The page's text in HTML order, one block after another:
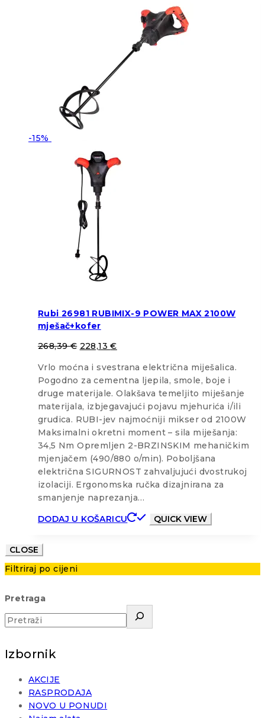
-15%
Rubi 26981 RUBIMIX-9 POWER MAX 2100W
mješač+kofer
268,39€ 228,13€
Vrlo moćna i svestrana električna miješalica.
Pogodno za cementna ljepila, smole, boje i
druge materijale. Olakšava temeljito miješanje
materijala, izbjegavajući pojavu mjehurića i/ili
grudica. RUBI-jev najmoćniji mikser od 2100W
Maksimalni okretni moment – sila miješanja:
34,5 Nm Opremljen 2-BRZINSKIM mehaničkim
mjenjačem (490/880 o/min). Poboljšana
električna SIGURNOST zahvaljujući dvostrukoj
izolaciji. Ergonomska ručka dizajnirana za
smanjenje naprezanja…
DODAJ U KOŠARICU
QUICK VIEW
CLOSE
Filtriraj po cijeni
Pretraga
Izbornik
AKCIJE
RASPRODAJA
NOVO U PONUDI